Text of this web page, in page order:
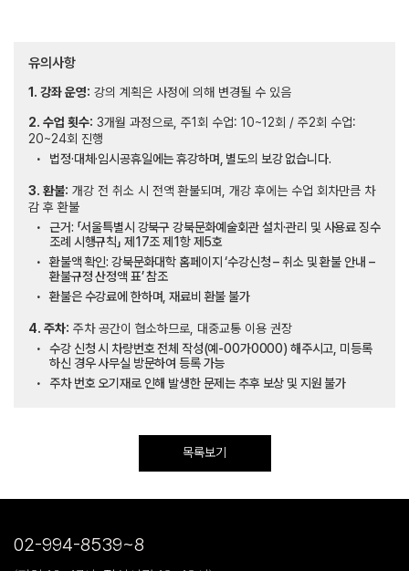
유의사항
1. 강좌 운영: 강의 계획은 사정에 의해 변경될 수 있음
2. 수업 횟수: 3개월 과정으로, 주1회 수업: 10~12회 / 주2회 수업:
20~24회 진행
법정·대체·임시공휴일에는 휴강하며, 별도의 보강 없습니다.
3. 환불: 개강 전 취소 시 전액 환불되며, 개강 후에는 수업 회차만큼 차
감 후 환불
근거: 「서울특별시 강북구 강북문화예술회관 설치·관리 및 사용료 징수
조례 시행규칙」 제17조 제1항 제5호
환불액 확인: 강북문화대학 홈페이지 ‘수강신청 – 취소 및 환불 안내 –
환불규정 산정액 표’ 참조
환불은 수강료에 한하며, 재료비 환불 불가
4. 주차: 주차 공간이 협소하므로, 대중교통 이용 권장
수강 신청 시 차량번호 전체 작성(예-00가0000) 해주시고, 미등록
하신 경우 사무실 방문하여 등록 가능
주차 번호 오기재로 인해 발생한 문제는 추후 보상 및 지원 불가
목록보기
02-994-8539~8